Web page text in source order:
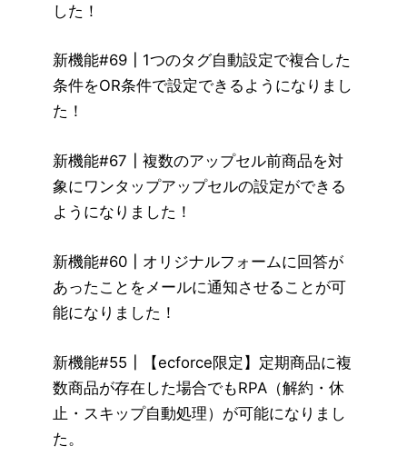
した！
新機能#69┃1つのタグ自動設定で複合した
条件をOR条件で設定できるようになりまし
た！
新機能#67┃複数のアップセル前商品を対
象にワンタップアップセルの設定ができる
ようになりました！
新機能#60┃オリジナルフォームに回答が
あったことをメールに通知させることが可
能になりました！
新機能#55┃【ecforce限定】定期商品に複
数商品が存在した場合でもRPA（解約・休
止・スキップ自動処理）が可能になりまし
た。